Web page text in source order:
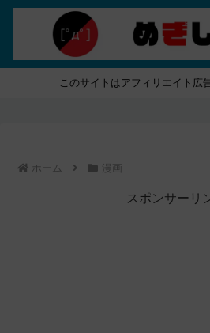
このサイトはアフィリエイト広
ホーム 漫画
スポンサーリ